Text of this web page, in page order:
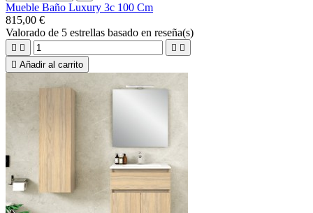
Mueble Baño Luxury 3c 100 Cm
815,00 €
Valorado de 5 estrellas basado en reseña(s)
   
 Añadir al carrito